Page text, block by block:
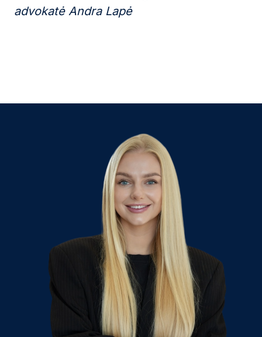
advokatė Andra Lapė